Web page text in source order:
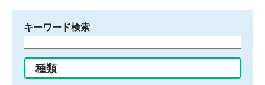
キーワード検索
る
種類